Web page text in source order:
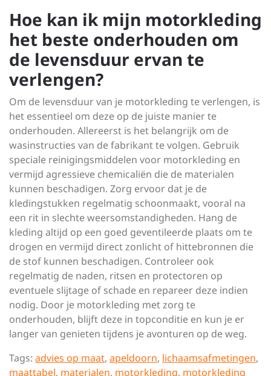
Hoe kan ik mijn motorkleding
het beste onderhouden om
de levensduur ervan te
verlengen?
Om de levensduur van je motorkleding te verlengen, is
het essentieel om deze op de juiste manier te
onderhouden. Allereerst is het belangrijk om de
wasinstructies van de fabrikant te volgen. Gebruik
speciale reinigingsmiddelen voor motorkleding en
vermijd agressieve chemicaliën die de materialen
kunnen beschadigen. Zorg ervoor dat je de
kledingstukken regelmatig schoonmaakt, vooral na
een rit in slechte weersomstandigheden. Hang de
kleding altijd op een goed geventileerde plaats om te
drogen en vermijd direct zonlicht of hittebronnen die
de stof kunnen beschadigen. Controleer ook
regelmatig de naden, ritsen en protectoren op
eventuele slijtage of schade en repareer deze indien
nodig. Door je motorkleding met zorg te
onderhouden, blijft deze in topconditie en kun je er
langer van genieten tijdens je avonturen op de weg.
Tags: advies op maat, apeldoorn, lichaamsafmetingen,
maattabel, materialen, motorkleding, motorkleding